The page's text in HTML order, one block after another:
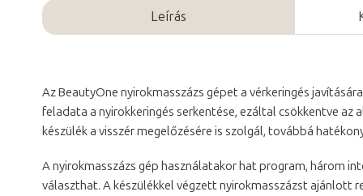
Leírás
Az BeautyOne nyirokmasszázs gépet a vérkeringés
feladata a nyirokkeringés serkentése, ezáltal csökkentve
készülék a visszér megelőzésére is szolgál, továbbá
A nyirokmasszázs gép használatakor hat program, három
választhat. A készülékkel végzett nyirokmasszázst ajánlott